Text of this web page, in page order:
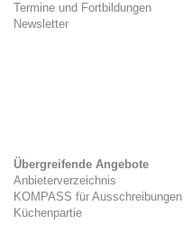
Termine und Fortbildungen
Newsletter
Übergreifende Angebote
Anbieterverzeichnis
KOMPASS für Ausschreibungen
Küchenpartie